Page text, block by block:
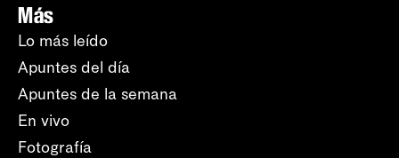
Más
Lo más leído
Apuntes del día
Apuntes de la semana
En vivo
Fotografía